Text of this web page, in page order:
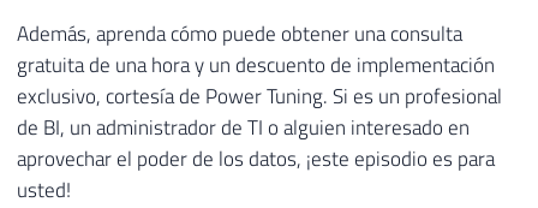
Además, aprenda cómo puede obtener una consulta
gratuita de una hora y un descuento de implementación
exclusivo, cortesía de Power Tuning. Si es un profesional
de BI, un administrador de TI o alguien interesado en
aprovechar el poder de los datos, ¡este episodio es para
usted!